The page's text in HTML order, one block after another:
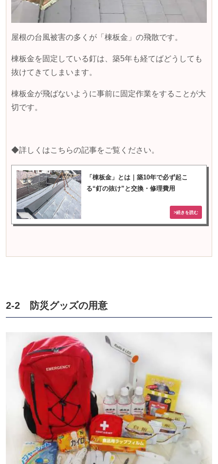
屋根の台風被害の多くが「棟板金」の飛散です。
棟板金を固定している釘は、築5年も経てばどうしても
抜けてきてしまいます。
棟板金が飛ばないように事前に固定作業をすることが大
切です。
◆詳しくはこちらの記事をご覧ください。
「棟板金」とは｜築10年で必ず起こ
る“釘の抜け”と交換・修理費用
2-2 防災グッズの用意